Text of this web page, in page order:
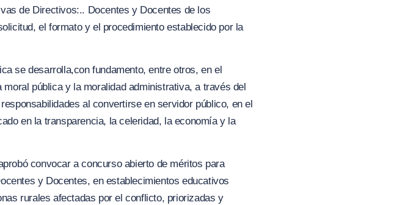
de Directivos:.. Docentes y Docentes de los
el formato y el procedimiento establecido por la
se desarrolla,con fundamento, entre otros, en el
pública y la moralidad administrativa, a través del
al convertirse en servidor público, en el
en la transparencia, la celeridad, la economía y la
convocar a concurso abierto de méritos para
y Docentes, en establecimientos educativos
rurales afectadas por el conflicto, priorizadas y